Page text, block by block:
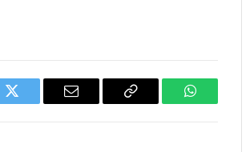
Twitter Email
Copy
WhatsApp